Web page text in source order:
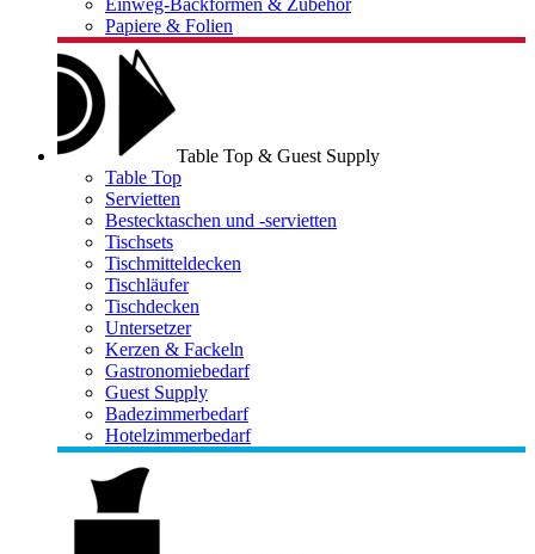
Einweg-Backformen & Zubehör
Papiere & Folien
Table Top & Guest Supply
Table Top
Servietten
Bestecktaschen und -servietten
Tischsets
Tischmitteldecken
Tischläufer
Tischdecken
Untersetzer
Kerzen & Fackeln
Gastronomiebedarf
Guest Supply
Badezimmerbedarf
Hotelzimmerbedarf